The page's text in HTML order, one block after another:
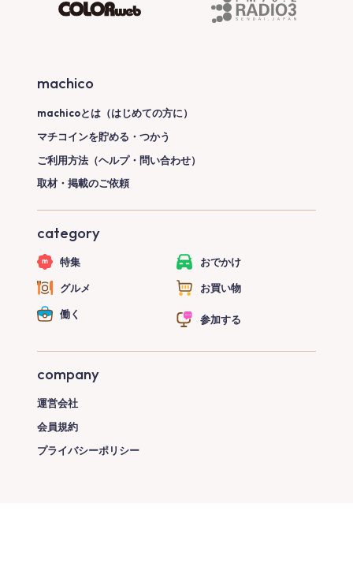
machico
machicoとは（はじめての方に）
マチコインを貯める・つかう
ご利用方法（ヘルプ・問い合わせ）
取材・掲載のご依頼
category
特集 おでかけ
グルメ お買い物
働く 参加する
company
運営会社
会員規約
プライバシーポリシー